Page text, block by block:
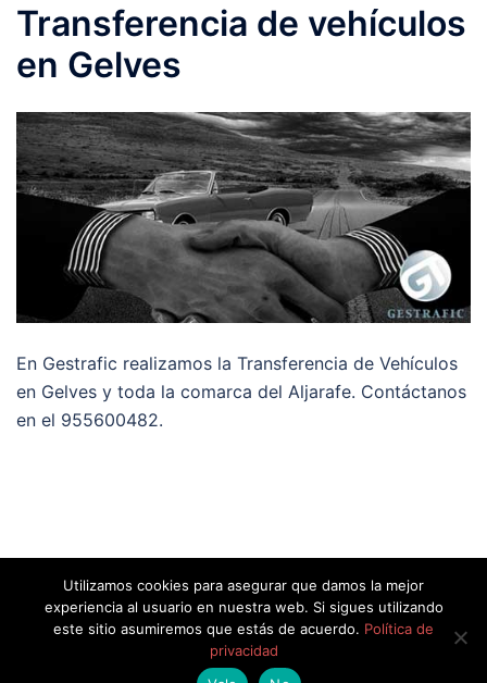
Transferencia de vehículos
en Gelves
En Gestrafic realizamos la Transferencia de Vehículos
en Gelves y toda la comarca del Aljarafe. Contáctanos
en el 955600482.
Utilizamos cookies para asegurar que damos la mejor
experiencia al usuario en nuestra web. Si sigues utilizando
este sitio asumiremos que estás de acuerdo. Política de
privacidad